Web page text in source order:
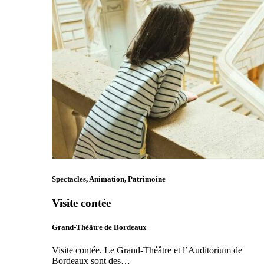
Spectacles, Animation, Patrimoine
Visite contée
Grand-Théâtre de Bordeaux
Visite contée. Le Grand-Théâtre et l’Auditorium de
Bordeaux sont des…